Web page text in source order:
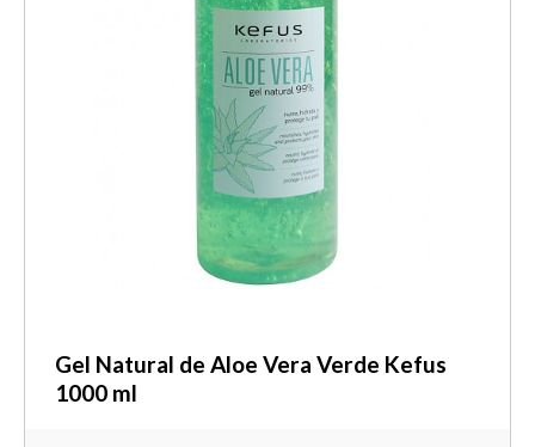
Gel Natural de Aloe Vera Verde Kefus
1000 ml